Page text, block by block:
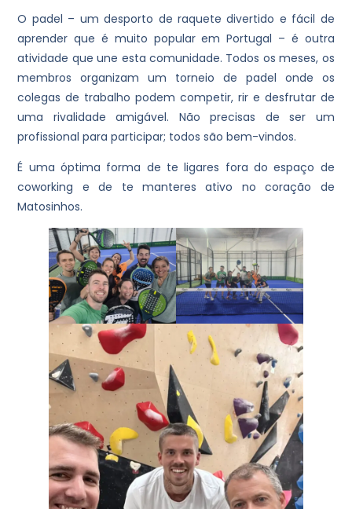
O padel – um desporto de raquete divertido e fácil de
aprender que é muito popular em Portugal – é outra
atividade que une esta comunidade. Todos os meses, os
membros organizam um torneio de padel onde os
colegas de trabalho podem competir, rir e desfrutar de
uma rivalidade amigável. Não precisas de ser um
profissional para participar; todos são bem-vindos.
É uma óptima forma de te ligares fora do espaço de
coworking e de te manteres ativo no coração de
Matosinhos.